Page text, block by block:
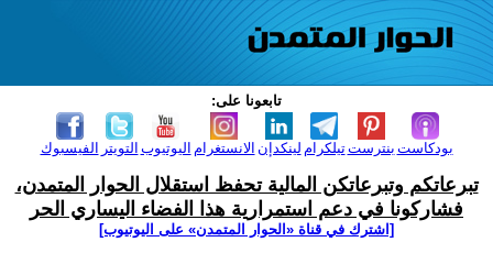
تابعونا على:
الفيسبوك التويتر اليوتيوب الانستغرام لينكدإن تيلكرامبنترست بودكاست
تبرعاتكم وتبرعاتكن المالية تحفظ استقلال الحوار المتمدن،
فشاركونا في دعم استمرارية هذا الفضاء اليساري الحر
[اشترك في قناة ‫«الحوار المتمدن» على اليوتيوب]